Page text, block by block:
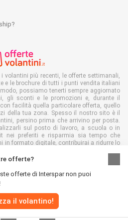
offerte?
offerte di Interspar non puoi
il volantino!
volantini più recenti, le offerte settimanali,
e le brochure di tutti i punti vendita italiani
possiamo tenerti sempre aggiornato
gli sconti e le promozioni e, durante il
facilità quella particolare offerta, quello
della tua zona. Spesso il nostro sito è il
persino prima che arrivino per posta.
sul posto di lavoro, a scuola o in
nei preferiti e risparmia sia tempo che
in formato digitale, contribuirai a ridurre lo
2026 |Disclaimer
privacy|Informativa sui cookie